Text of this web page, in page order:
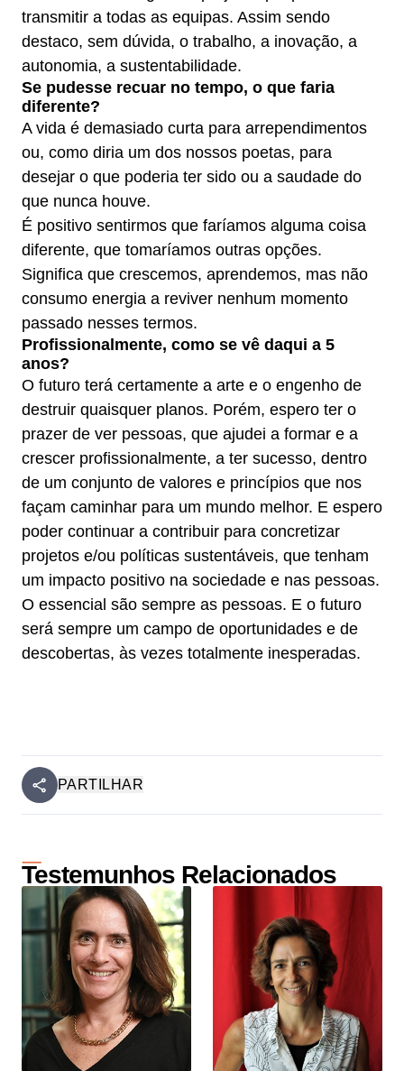
transmitir a todas as equipas. Assim sendo
destaco, sem dúvida, o trabalho, a inovação, a
autonomia, a sustentabilidade.
Se pudesse recuar no tempo, o que faria
diferente?
A vida é demasiado curta para arrependimentos
ou, como diria um dos nossos poetas, para
desejar o que poderia ter sido ou a saudade do
que nunca houve.
É positivo sentirmos que faríamos alguma coisa
diferente, que tomaríamos outras opções.
Significa que crescemos, aprendemos, mas não
consumo energia a reviver nenhum momento
passado nesses termos.
Profissionalmente, como se vê daqui a 5
anos?
O futuro terá certamente a arte e o engenho de
destruir quaisquer planos. Porém, espero ter o
prazer de ver pessoas, que ajudei a formar e a
crescer profissionalmente, a ter sucesso, dentro
de um conjunto de valores e princípios que nos
façam caminhar para um mundo melhor. E espero
poder continuar a contribuir para concretizar
projetos e/ou políticas sustentáveis, que tenham
um impacto positivo na sociedade e nas pessoas.
O essencial são sempre as pessoas. E o futuro
será sempre um campo de oportunidades e de
descobertas, às vezes totalmente inesperadas.
PARTILHAR
Testemunhos Relacionados